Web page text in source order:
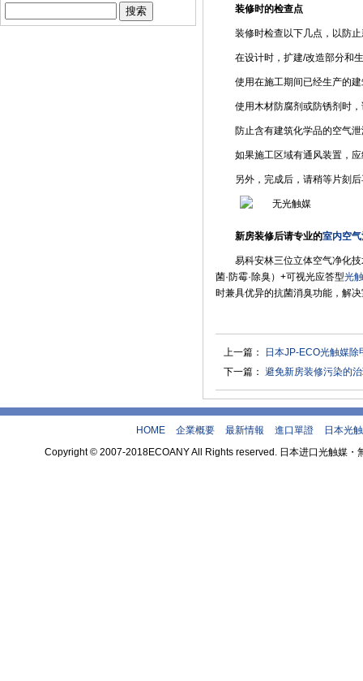
装修时的检查点
装修时检查以下几点，以防
在设计时，扩建/改造部分和
使用在施工期间已经生产的
使用木材防腐剂或防锈剂时
防止含有建筑化学品的空气
如果施工区域有通风装置，
另外，完成后，请稍等片刻
新房装修后请专业的室内空
易科安林三位立体空气净化
菌·防霉·除臭）+可视光应答型光
时兼具优异的抗菌消臭功能，解
上一篇：
日本JP-ECO光触媒
下一篇： 避免新房装修污染的
搜
索：
HOME 企業概要 最新情報 進口單證
日本光
Copyright © 2007-2018ECOANY All Rights reserved. 日本进口光触媒